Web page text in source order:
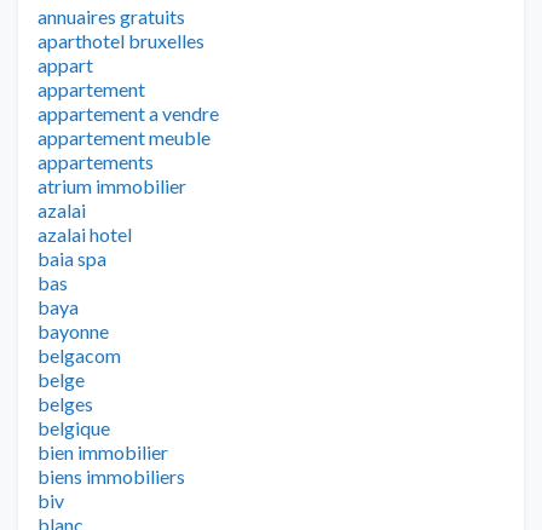
annuaires gratuits
aparthotel bruxelles
appart
appartement
appartement a vendre
appartement meuble
appartements
atrium immobilier
azalai
azalai hotel
baia spa
bas
baya
bayonne
belgacom
belge
belges
belgique
bien immobilier
biens immobiliers
biv
blanc